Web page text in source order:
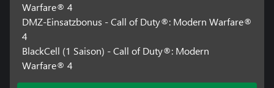
Warfare® 4
DMZ-Einsatzbonus - Call of Duty®: Modern Warfare®
4
BlackCell (1 Saison) - Call of Duty®: Modern
Warfare® 4